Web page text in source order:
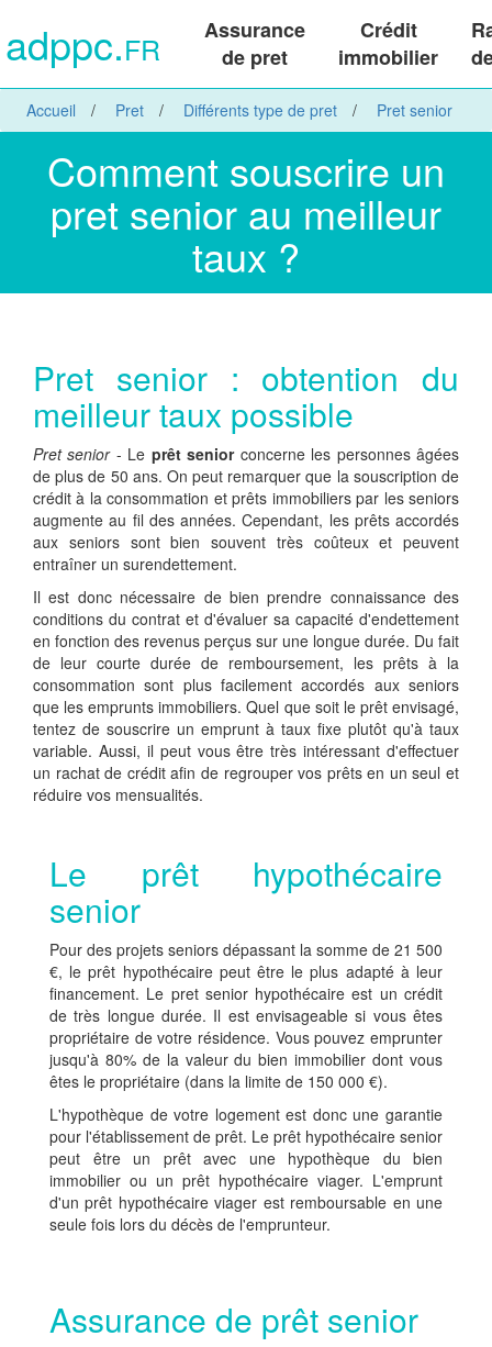
adppc.FR
Assurance
de pret
Crédit
immobilier
Accueil Pret Différents type de pret Pret senior
Comment souscrire un
pret senior au meilleur
taux ?
Pret senior : obtention du
meilleur taux possible
Pret senior- Le prêt seniorconcerne les personnes âgées
de plus de 50 ans. On peut remarquer que la souscription de
crédit à la consommation et prêts immobiliers par les seniors
augmente au fil des années. Cependant, les prêts accordés
aux seniors sont bien souvent très coûteux et peuvent
entraîner un surendettement.
Il est donc nécessaire de bien prendre connaissance des
conditions du contrat et d'évaluer sa capacité d'endettement
en fonction des revenus perçus sur une longue durée. Du fait
de leur courte durée de remboursement, les prêts à la
consommation sont plus facilement accordés aux seniors
que les emprunts immobiliers. Quel que soit le prêt envisagé,
tentez de souscrire un emprunt à taux fixe plutôt qu'à taux
variable. Aussi, il peut vous être très intéressant d'effectuer
un rachat de crédit afin de regrouper vos prêts en un seul et
réduire vos mensualités.
Le prêt hypothécaire
senior
Pour des projets seniors dépassant la somme de 21 500
€, le prêt hypothécaire peut être le plus adapté à leur
financement. Le pret senior hypothécaire est un crédit
de très longue durée. Il est envisageable si vous êtes
propriétaire de votre résidence. Vous pouvez emprunter
jusqu'à 80% de la valeur du bien immobilier dont vous
êtes le propriétaire (dans la limite de 150 000 €).
L'hypothèque de votre logement est donc une garantie
pour l'établissement de prêt. Le prêt hypothécaire senior
peut être un prêt avec une hypothèque du bien
immobilier ou un prêt hypothécaire viager. L'emprunt
d'un prêt hypothécaire viager est remboursable en une
seule fois lors du décès de l'emprunteur.
Assurance de prêt senior